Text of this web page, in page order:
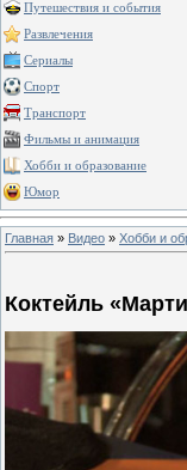
Путешествия и события
Развлечения
Сериалы
Спорт
Транспорт
Фильмы и анимация
Хобби и образование
Юмор
Главная » Видео » Хобби и
Коктейль